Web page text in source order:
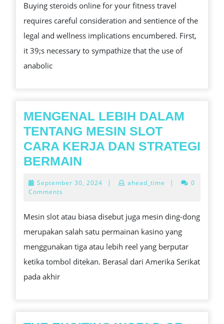
ONLINE
FOR
YOUR
FITNESS
Buying steroids online for your fitness travel
requires careful consideration and sentience of the
legal and wellness implications encumbered. First,
it 39;s necessary to sympathize that the use of
anabolic
MENGENAL LEBIH DALAM
TENTANG MESIN SLOT
CARA KERJA DAN STRATEGI
BERMAIN
DALAM
MESIN
SLOT
CARA
KERJA
September 30, 2024 September
| ahead_time |
0
Comments
Mesin slot atau biasa disebut juga mesin ding-dong
merupakan salah satu permainan kasino yang
menggunakan tiga atau lebih reel yang berputar
ketika tombol ditekan. Berasal dari Amerika Serikat
pada akhir